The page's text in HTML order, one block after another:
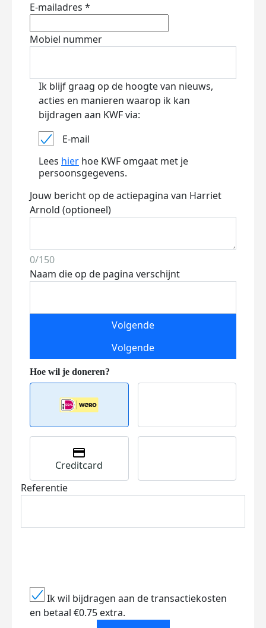
E-mailadres *
Mobiel nummer
Ik blijf graag op de hoogte van nieuws,
acties en manieren waarop ik kan
bijdragen aan KWF via:
E-mail
Lees hier hoe KWF omgaat met je
persoonsgegevens.
Jouw bericht op de actiepagina van Harriet
Arnold (optioneel)
0/150
Naam die op de pagina verschijnt
Volgende
Volgende
Creditcard
Referentie
Ik wil bijdragen aan de transactiekosten
en betaal €0.75 extra.